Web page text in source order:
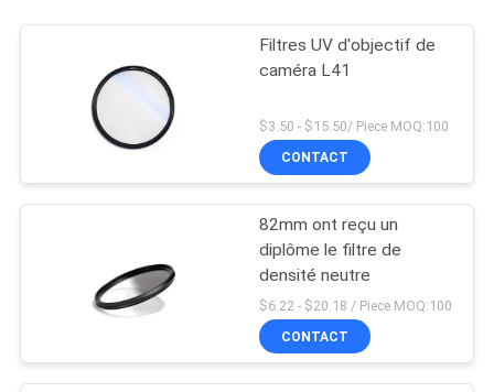
Filtres UV d'objectif de
caméra L41
$3.50 - $15.50/ Piece MOQ:100
CONTACT
82mm ont reçu un
diplôme le filtre de
densité neutre
$6.22 - $20.18 / Piece MOQ:100
CONTACT